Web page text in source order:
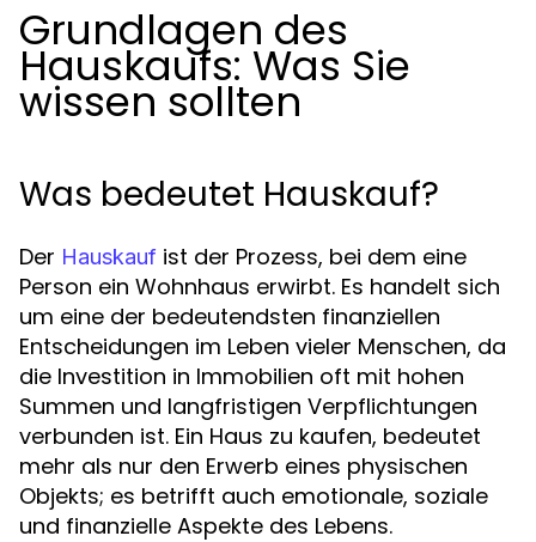
Grundlagen des
Hauskaufs: Was Sie
wissen sollten
Was bedeutet Hauskauf?
Der Hauskauf ist der Prozess, bei dem eine
Person ein Wohnhaus erwirbt. Es handelt sich
um eine der bedeutendsten finanziellen
Entscheidungen im Leben vieler Menschen, da
die Investition in Immobilien oft mit hohen
Summen und langfristigen Verpflichtungen
verbunden ist. Ein Haus zu kaufen, bedeutet
mehr als nur den Erwerb eines physischen
Objekts; es betrifft auch emotionale, soziale
und finanzielle Aspekte des Lebens.